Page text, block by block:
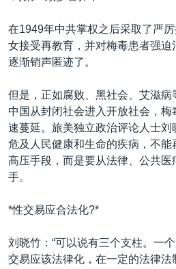
在1949年中共掌权之后采取了严
女接受再教育，并对梅毒患者强迫
逐渐销声匿迹了。
但是，正如腐败、黑社会、艾滋
中国从封闭社会进入开放社会，
速蔓延。旅美独立政治评论人士
危及人民健康和生命的疾病，不
高压手段，而是要从法律、公共医
手。
*性交易应合法化?*
刘晓竹：“可以说有三个支柱。一
交易应该法律化，在一定的法律